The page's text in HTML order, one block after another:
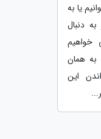
یا به
دنبال
به همان
این